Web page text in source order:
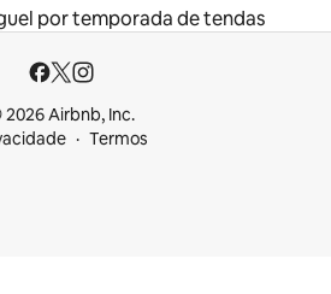
por temporada de tendas
Airbnb, Inc.
Termos